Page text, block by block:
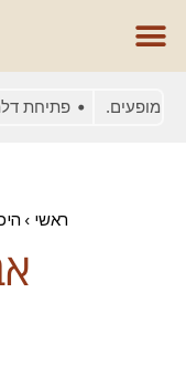
המופעים. פתיחת
ראשי ›